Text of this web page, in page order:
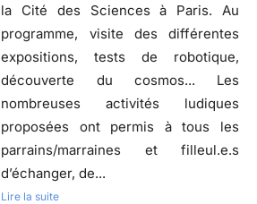
la Cité des Sciences à Paris. Au
programme, visite des différentes
expositions, tests de robotique,
découverte du cosmos... Les
nombreuses activités ludiques
proposées ont permis à tous les
parrains/marraines et filleul.e.s
d’échanger, de...
Lire la suite